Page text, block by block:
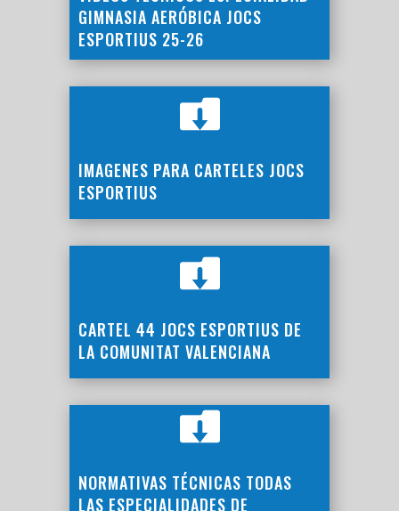
GIMNASIA AERÓBICA JOCS
ESPORTIUS 25-26

IMAGENES PARA CARTELES JOCS
ESPORTIUS

CARTEL 44 JOCS ESPORTIUS DE
LA COMUNITAT VALENCIANA

NORMATIVAS TÉCNICAS TODAS
LAS ESPECIALIDADES DE